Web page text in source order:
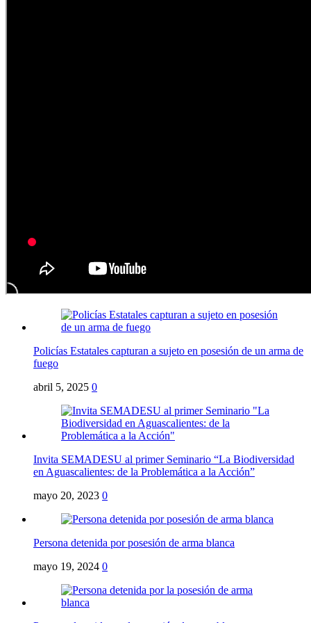
Policías Estatales capturan a sujeto en posesión de un arma de
fuego
abril 5, 2025 0
Invita SEMADESU al primer Seminario “La Biodiversidad
en Aguascalientes: de la Problemática a la Acción”
mayo 20, 2023 0
Persona detenida por posesión de arma blanca
mayo 19, 2024 0